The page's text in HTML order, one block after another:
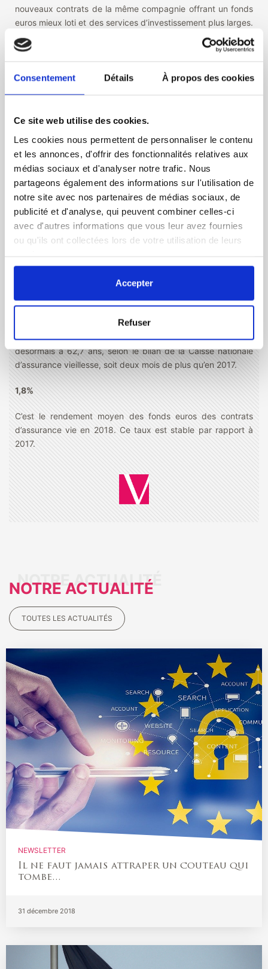
Consentement Détails À propos des cookies
Ce site web utilise des cookies.
Les cookies nous permettent de personnaliser le contenu
et les annonces, d'offrir des fonctionnalités relatives aux
médias sociaux et d'analyser notre trafic. Nous
partageons également des informations sur l'utilisation de
notre site avec nos partenaires de médias sociaux, de
publicité et d'analyse, qui peuvent combiner celles-ci
avec d'autres informations que vous leur avez fournies
ou qu'ils ont collectées lors de votre utilisation de leurs
Accepter
Refuser
nouveaux contrats de la même compagnie offrant un fonds
euros mieux loti et des services d’investissement plus larges.
Ce serait alors une excellente nouvelle pour les contrats
anciens parfois négligés, voire abandonnés, par les
EN BREF
3.3%
C’est le taux que la croissance mondiale devrait atteindre en
2019 (au plus bas depuis 3 ans) et 3,4 % l’an prochain, selon
les chiffres de l’OCDE.
160 milliards d’€uros
Selon Forbes, les quatre premières fortunes de France,
Bettencourt Meyers, François Pinault, et Olivier Dassault
L’âge de départ moyen en retraite continue de reculer. Il est
désormais à 62,7 ans, selon le bilan de la Caisse nationale
d’assurance vieillesse, soit deux mois de plus qu’en 2017.
1,8%
C’est le rendement moyen des fonds euros des contrats
d’assurance vie en 2018. Ce taux est stable par rapport à
2017.
NOTRE ACTUALITÉ
TOUTES LES ACTUALITÉS
NEWSLETTER
Il ne faut jamais attraper un couteau qui
tombe…
31 décembre 2018